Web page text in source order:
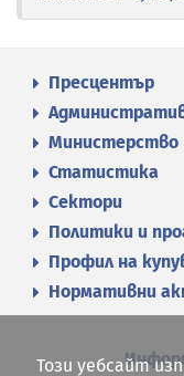
Пресцентър
Министерство
Статистика
Сектори
Политики и
Профил на
Нормативни
Този уебсайт